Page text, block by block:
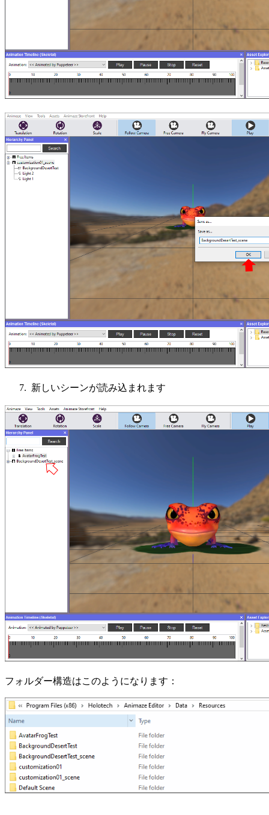
新しいシーンが読み込まれます
フォルダー構造はこのようになります：